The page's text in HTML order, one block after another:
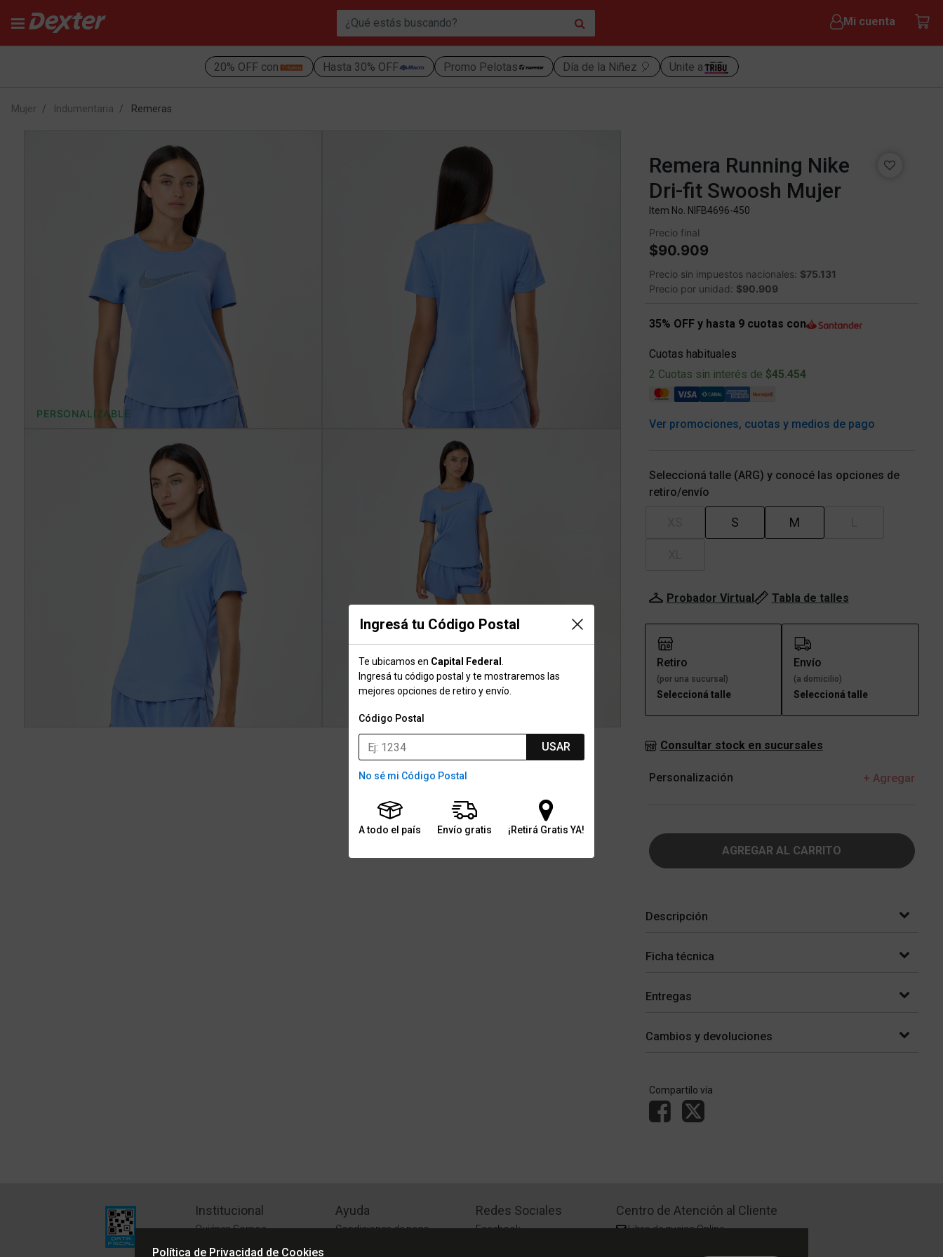
Mi cuenta
20% OFF con Hasta 30% OFF Promo Pelotas Día de la Niñez 🎈 Unite a
Ingresá tu Código Postal
Te ubicamos en Capital Federal
Ingresá tu código postal y te mostraremos las
mejores opciones de retiro y envío.
Código Postal
USAR
No sé mi Código Postal
A todo el país Envío gratis ¡Retirá Gratis YA!
Mujer Indumentaria Remeras
PERSONALIZABLE
Remera Running Nike
Dri-fit Swoosh Mujer
Item No. NIFB4696-450
Precio final
$90.909
Precio sin impuestos nacionales: $75.131
Precio por unidad: $90.909
35% OFF y hasta 9 cuotas con
Cuotas habituales
2 Cuotas sin interés de $45.454
Ver promociones, cuotas y medios de pago
Seleccioná talle (ARG) y conocé las opciones de
retiro/envío
S M
Probador Virtual Tabla de talles
Retiro
(por una sucursal)
Seleccioná talle
Envío
(a domicilio)
Seleccioná talle
Consultar stock en sucursales
Personalización + Agregar
AGREGAR AL CARRITO
Descripción
Ficha técnica
Entregas
Cambios y devoluciones
Compartílo vía
Institucional
Quiénes Somos
Políticas de Privacidad
Ayuda
Condiciones de pago
Redes Sociales
Facebook
Centro de Atención al Cliente
Libro de quejas Online
Política de Privacidad de Cookies